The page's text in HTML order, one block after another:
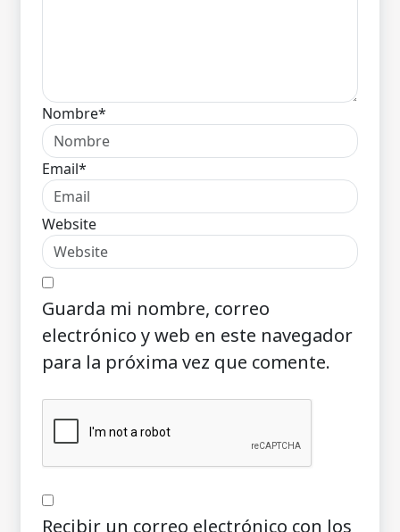
Nombre*
Email*
Website
Guarda mi nombre, correo
electrónico y web en este navegador
para la próxima vez que comente.
Recibir un correo electrónico con los